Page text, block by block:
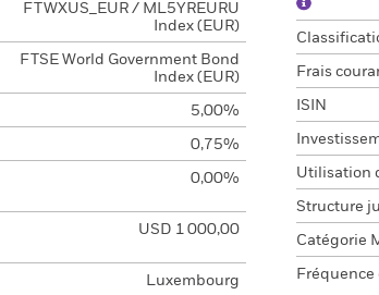
FTWXUS_EUR / ML5YREURU
Index (EUR)
FTSE World Government Bond
Index (EUR)
5,00%
0,75%
0,00%
USD 1 000,00
Luxembourg
Frais
ISIN
Utilisation
Structure
Catégorie